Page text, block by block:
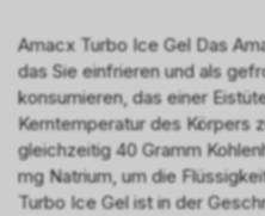
Amacx Turbo Ice Gel Das
das Sie einfrieren und als
konsumieren, das einer
Kerntemperatur des Körpers
gleichzeitig 40 Gramm
mg Natrium, um die
Turbo Ice Gel ist in der